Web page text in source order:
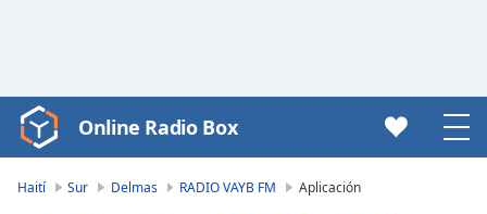
Video
Player
Online Radio Box
Haití Sur Delmas RADIO VAYB FM Aplicación